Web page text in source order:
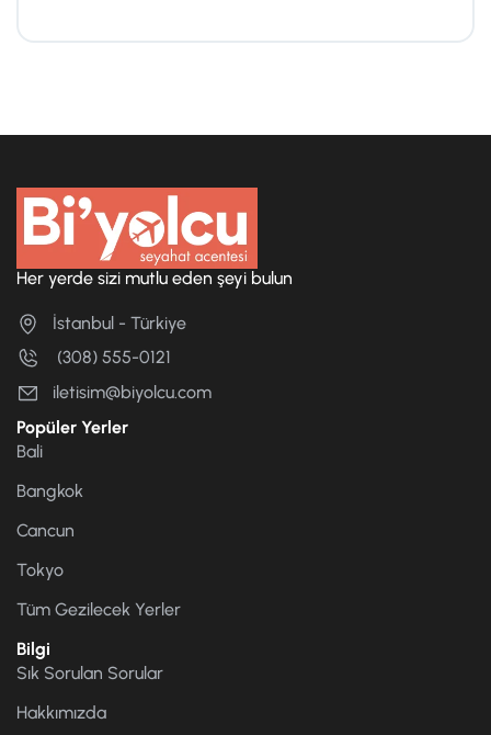
Her yerde sizi mutlu eden şeyi bulun
İstanbul - Türkiye
(308) 555-0121
iletisim@biyolcu.com
Popüler Yerler
Bali
Bangkok
Cancun
Tokyo
Tüm Gezilecek Yerler
Bilgi
Sık Sorulan Sorular
Hakkımızda